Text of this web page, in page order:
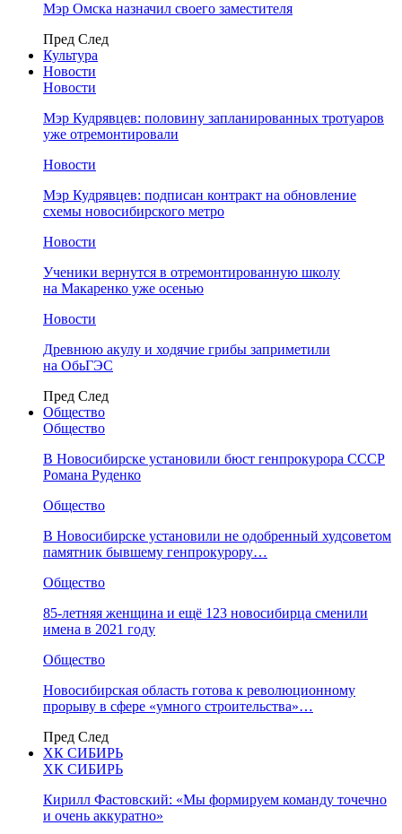
Мэр Омска назначил своего заместителя
Пред След
Культура
Новости
Новости
Мэр Кудрявцев: половину запланированных тротуаров
уже отремонтировали
Новости
Мэр Кудрявцев: подписан контракт на обновление
схемы новосибирского метро
Новости
Ученики вернутся в отремонтированную школу
на Макаренко уже осенью
Новости
Древнюю акулу и ходячие грибы заприметили
на ОбьГЭС
Пред След
Общество
Общество
В Новосибирске установили бюст генпрокурора СССР
Романа Руденко
Общество
В Новосибирске установили не одобренный худсоветом
памятник бывшему генпрокурору…
Общество
85-летняя женщина и ещё 123 новосибирца сменили
имена в 2021 году
Общество
Новосибирская область готова к революционному
прорыву в сфере «умного строительства»…
Пред След
ХК СИБИРЬ
ХК СИБИРЬ
Кирилл Фастовский: «Мы формируем команду точечно
и очень аккуратно»